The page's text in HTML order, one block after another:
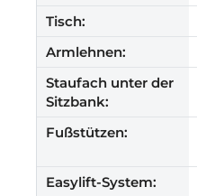
Tisch:
Armlehnen:
Staufach unter der
Sitzbank:
Fußstützen:
Easylift-System: